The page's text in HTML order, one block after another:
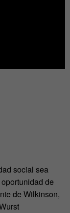
social sea
de
de Wilkinson,